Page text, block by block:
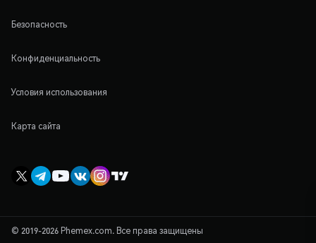
Безопасность
Конфиденциальность
Условия использования
Карта сайта
© 2019-2026 Phemex.com. Все права защищены